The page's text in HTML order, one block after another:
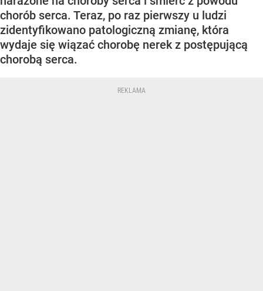
chorób serca. Teraz, po raz pierwszy u ludzi
zidentyfikowano patologiczną zmianę, która
wydaje się wiązać chorobę nerek z postępującą
chorobą serca.